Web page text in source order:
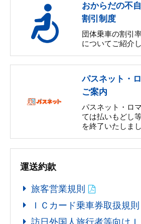
おからだの不
割引制度
団体乗車の割引
についてご紹介し
パスネット・
ご案内
パスネット・ロ
ては払いもどし
を終了いたしまし
運送約款
旅客営業規則
ＩＣカード乗車券取扱規則